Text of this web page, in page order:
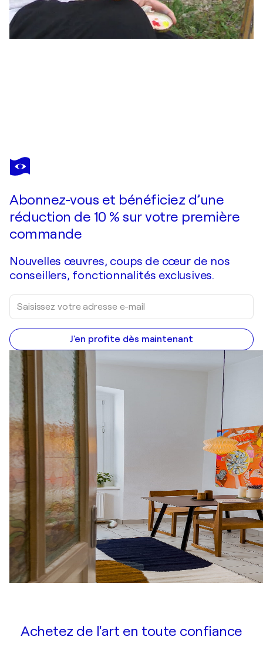
JEAN MIRRE
Mojito
Abonnez-vous et bénéficiez d’une
réduction de 10 % sur votre première
commande
Nouvelles œuvres, coups de cœur de nos
conseillers, fonctionnalités exclusives.
J'en profite dès maintenant
Achetez de l'art en toute confiance